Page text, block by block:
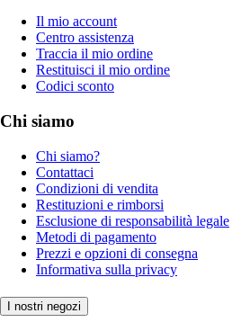
Il mio account
Centro assistenza
Traccia il mio ordine
Restituisci il mio ordine
Codici sconto
Chi siamo
Chi siamo?
Contattaci
Condizioni di vendita
Restituzioni e rimborsi
Esclusione di responsabilità legale
Metodi di pagamento
Prezzi e opzioni di consegna
Informativa sulla privacy
I nostri negozi